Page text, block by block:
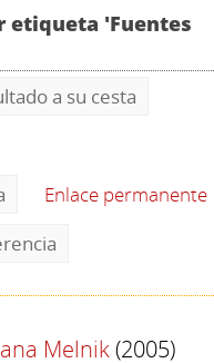
etiqueta 'Fuentes
a su cesta
Enlace permanente
Melnik(2005)